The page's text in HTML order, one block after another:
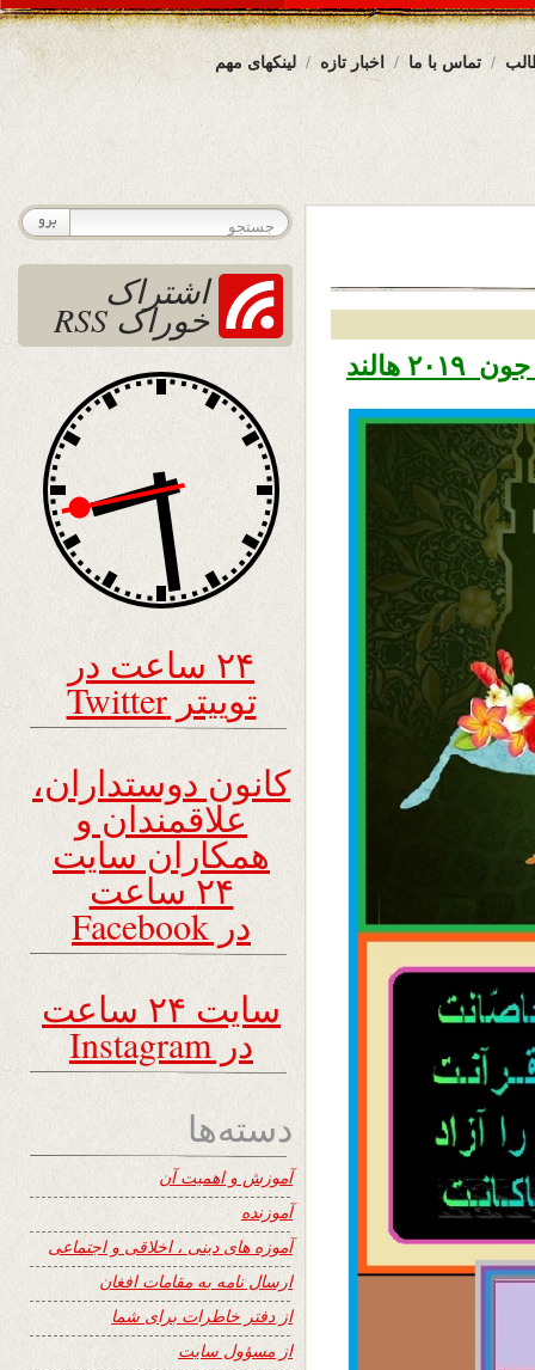
لینکهای مهم اخبار تازه تماس با ما
اشتراک
خوراک RSS
۲۴ ساعت در
توییتر Twitter
کانون دوستداران،
علاقمندان و
همکاران سایت
۲۴ ساعت
در Facebook
سایت ۲۴ ساعت
در Instagram
دسته‌ها
آموزش و اهمیت آن
آموزنده
آموزه های دینی ، اخلاقی و اجتماعی
ارسال نامه به مقامات افغان
از دفتر خاطرات برای شما
از مسؤول سایت